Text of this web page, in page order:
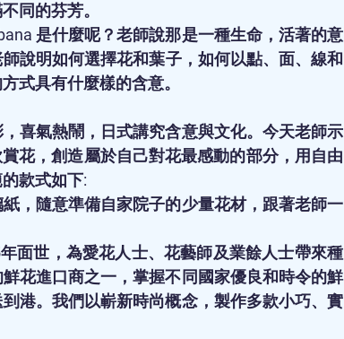
同的芬芳。
是什麼呢？老師說那是一種生命，活著的意
說明如何選擇花和葉子，如何以點、面、線和
式具有什麼樣的含意。
喜氣熱鬧，日式講究含意與文化。今天老師示
花，創造屬於自己對花最感動的部分，用自由
款式如下:
，隨意準備自家院子的少量花材，跟著老師一
面世，為愛花人士、花藝師及業餘人士帶來種
花進口商之一，掌握不同國家優良和時令的鮮
港。我們以嶄新時尚概念，製作多款小巧、實